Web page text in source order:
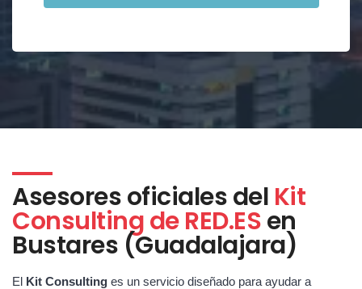
Asesores oficiales del Kit
Consulting de RED.ESen
Bustares (Guadalajara)
El Kit Consulting es un servicio diseñado para ayudar a